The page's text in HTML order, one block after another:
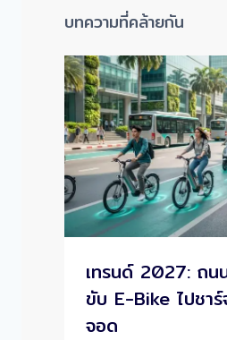
บทความที่คล้ายกัน
เทรนด์ 2027: ถน
ขับ E-Bike ไปชา
จอด